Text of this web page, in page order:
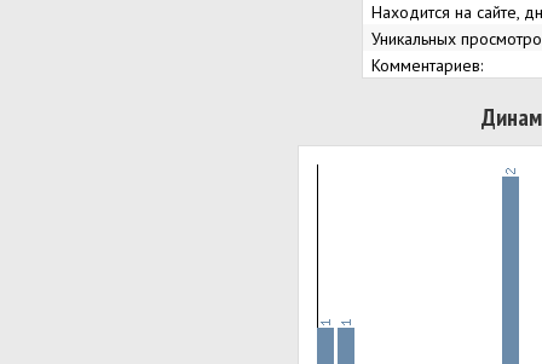
Находится на сайте,
Уникальных
Комментариев: